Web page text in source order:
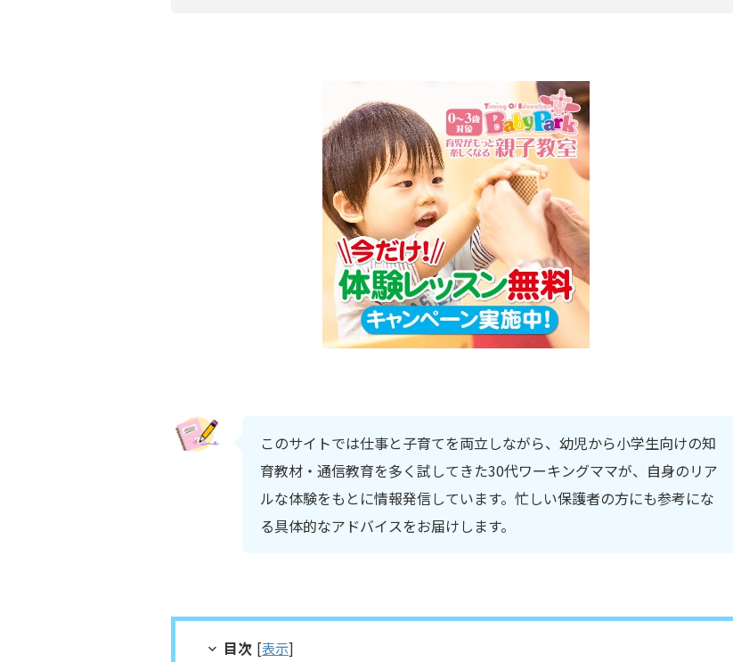
このサイトでは仕事と子育てを両立しながら、幼児から小学生向けの知
育教材・通信教育を多く試してきた30代ワーキングママが、自身のリア
ルな体験をもとに情報発信しています。忙しい保護者の方にも参考にな
る具体的なアドバイスをお届けします。
目次 [表示]